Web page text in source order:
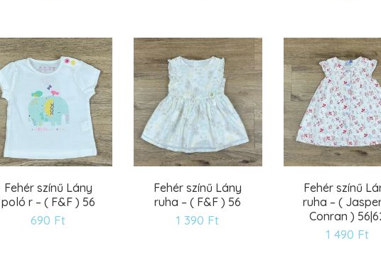
Fehér színű Lány
poló r – ( F&F ) 56
690 Ft
Fehér színű Lány
ruha – ( F&F ) 56
1 390 Ft
Fehér színű
ruha – (
Conran )
1 490 Ft